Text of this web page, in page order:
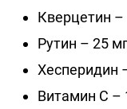
Кверцетин –
Рутин – 25
Хесперидин
Витамин С –